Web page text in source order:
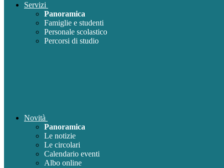
Servizi
Panoramica
Famiglie e studenti
Personale scolastico
Percorsi di studio
Novità
Panoramica
Le notizie
Le circolari
Calendario eventi
Albo online